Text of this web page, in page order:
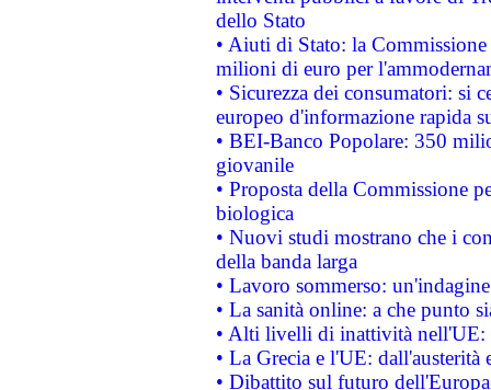
dello Stato
• Aiuti di Stato: la
milioni di euro per
• Sicurezza dei consumatori: si
europeo d'informazione rapida
• BEI-Banco Popolare: 350
giovanile
• Proposta della Commissione
biologica
• Nuovi studi mostrano che i
della banda larga
• Lavoro sommerso:
• La sanità online: a che punto
• Alti livelli di inattività nell'UE:
• La Grecia e l'UE: dall'austerità
• Dibattito sul futuro